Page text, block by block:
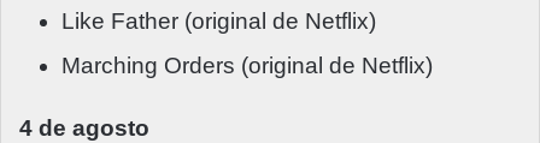
Like Father (original de Netflix)
Marching Orders (original de Netflix)
4 de agosto